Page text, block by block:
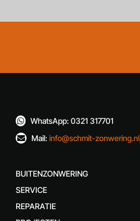
 WhatsApp: 0321 317701
 Mail:info@schmit-zonwering.nl
BUITENZONWERING
SERVICE
REPARATIE